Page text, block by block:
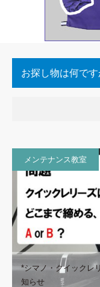
お探し物は何です
メンテナンス教室
*シマノ・クイックレ
知らせ